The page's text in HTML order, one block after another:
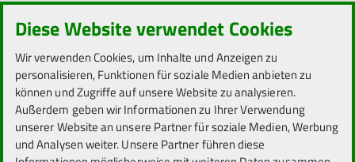
Alter:
Jahrg. 2007 bis 2011
Gruppenmitglieder:
13
Termine: Donnerstags 18:00 - 20:00
Ort:
Alpin- und Kletterzentrum
Diese Website verwendet Cookies
Wir verwenden Cookies, um Inhalte und Anzeigen zu
personalisieren, Funktionen für soziale Medien anbieten zu
können und Zugriffe auf unsere Website zu analysieren.
Außerdem geben wir Informationen zu Ihrer Verwendung
unserer Website an unsere Partner für soziale Medien, Werbung
und Analysen weiter. Unsere Partner führen diese